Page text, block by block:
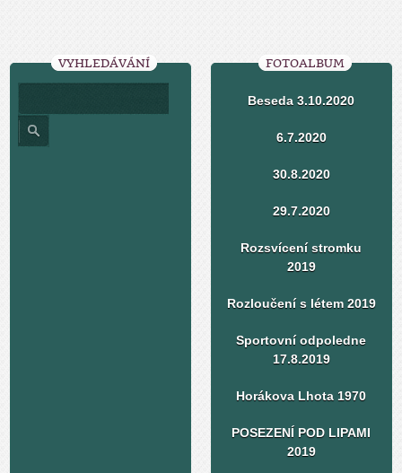
VYHLEDÁVÁNÍ FOTOALBUM
Beseda 3.10.2020
6.7.2020
30.8.2020
29.7.2020
Rozsvícení stromku
2019
Rozloučení s létem 2019
Sportovní odpoledne
17.8.2019
Horákova Lhota 1970
POSEZENÍ POD LIPAMI
2019